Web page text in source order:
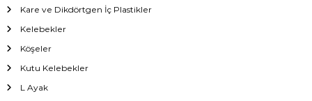
Kare ve Dikdörtgen İç Plastikler
Kelebekler
Köşeler
Kutu Kelebekler
L Ayak